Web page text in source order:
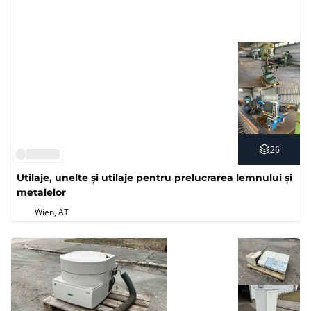
26
Utilaje, unelte și utilaje pentru prelucrarea lemnului și
metalelor
Wien, AT